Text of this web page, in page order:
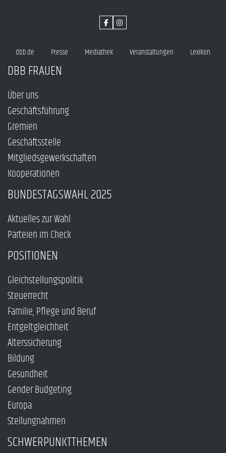
dbb.de Presse Mediathek Veranstaltungen Lexikon
DBB FRAUEN
Über uns
Geschäftsführung
Gremien
Geschäftsstelle
Mitgliedsgewerkschaften
Kooperationen
BUNDESTAGSWAHL 2025
Aktuelles zur Wahl
Parteien im Check
POSITIONEN
Gleichstellungspolitik
Steuerrecht
Familie, Pflege und Beruf
Entgeltgleichheit
Alterssicherung
Bildung
Gesundheit
Gender Budgeting
Europa
Stellungnahmen
SCHWERPUNKTTHEMEN